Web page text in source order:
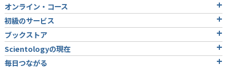
オンライン・コース
初級のサービス
ブックストア
Scientologyの現在
毎日つながる